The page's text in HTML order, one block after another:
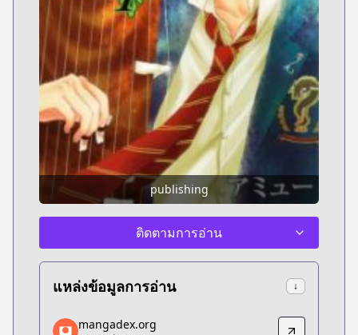
publishing
ติดตามการอ่าน
แหล่งข้อมูลการอ่าน ↓
mangadex.org
mangadex.org